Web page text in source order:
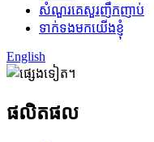
សំណួរគេសួរញឹកញាប់
ទាក់ទងមកយើងខ្ញុំ
English
ផលិតផល